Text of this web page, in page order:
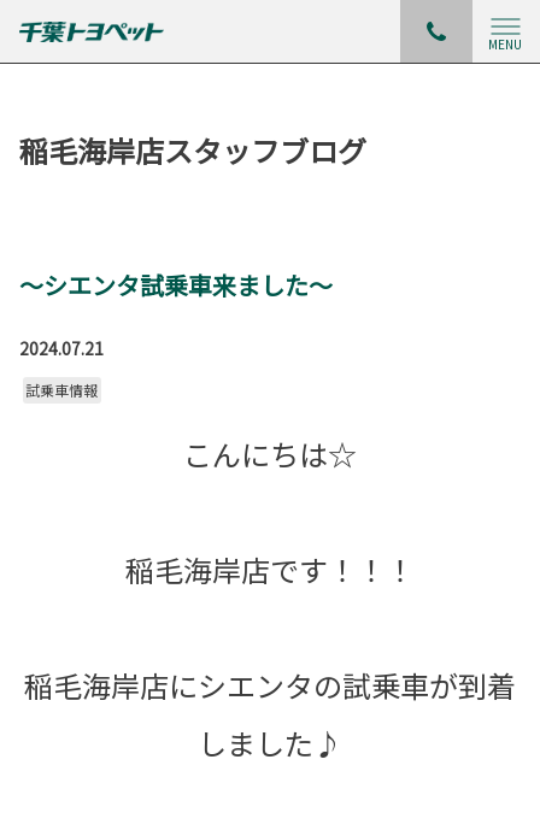
MENU
稲毛海岸店スタッフブログ
～シエンタ試乗車来ました～
2024.07.21
試乗車情報
こんにちは☆
稲毛海岸店です！！！
稲毛海岸店にシエンタの試乗車が到着
しました♪